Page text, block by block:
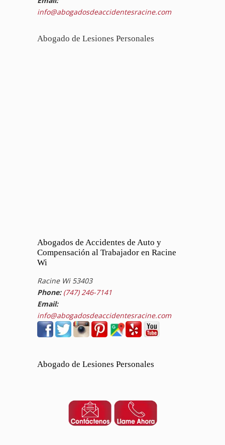
info@abogadosdeaccidentesracine.com
Abogado de Lesiones Personales
Abogados de Accidentes de Auto y
Compensación al Trabajador en Racine
Wi
Racine Wi 53403
Phone: (747) 246-7141
Email:
info@abogadosdeaccidentesracine.com
Abogado de Lesiones Personales